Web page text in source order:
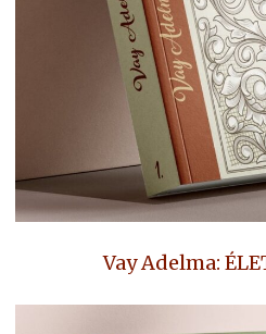
Vay Adelma: